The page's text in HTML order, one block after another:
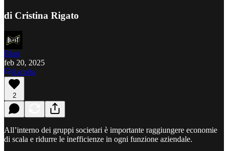
di Cristina Rigato
Blast
feb 20, 2025
Ascolta
2
All’interno dei gruppi societari è importante raggiungere economie
di scala e ridurre le inefficienze in ogni funzione aziendale.